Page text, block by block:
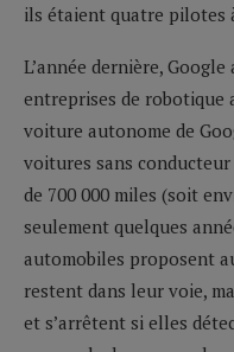
ils étaient quatre pilotes
L’année dernière,
entreprises de robotique
voiture autonome de
voitures sans
de 700 000 miles (soit
seulement quelques
automobiles proposent
restent dans leur voie,
et s’arrêtent si elles